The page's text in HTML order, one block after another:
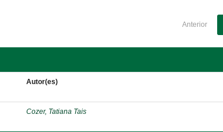
Anterior
Autor(es)
Cozer, Tatiana Tais